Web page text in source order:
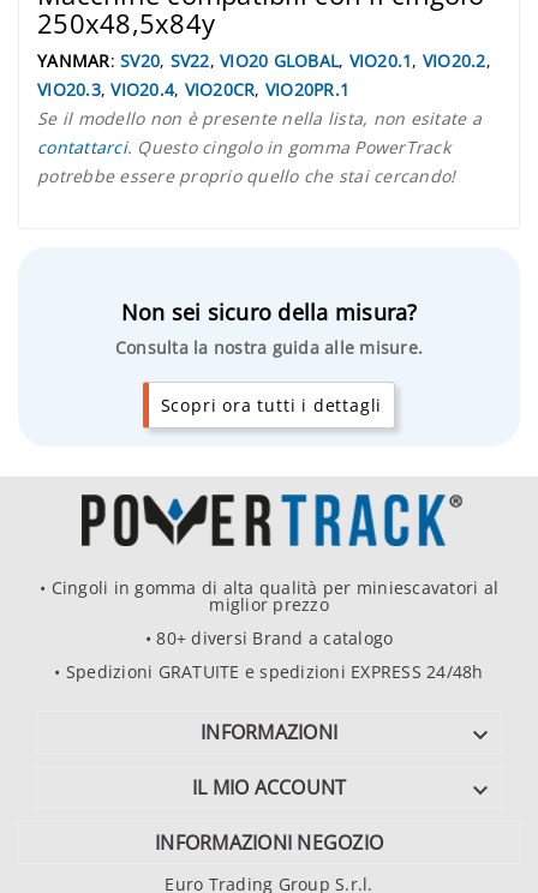
250x48,5x84y
YANMAR: SV20, SV22, VIO20 GLOBAL, VIO20.1, VIO20.2,
VIO20.3,VIO20.4, VIO20CR, VIO20PR.1
Se il modello non è presente nella lista, non esitate a
contattarci. Questo cingolo in gomma PowerTrack
potrebbe essere proprio quello che stai cercando!
Non sei sicuro della misura?
Consulta la nostra guida alle misure.
Scopri ora tutti i dettagli
• Cingoli in gomma di alta qualità per miniescavatori al
miglior prezzo
• 80+ diversi Brand a catalogo
• Spedizioni GRATUITE e spedizioni EXPRESS 24/48h
INFORMAZIONI 
IL MIO ACCOUNT 
INFORMAZIONI NEGOZIO
Euro Trading Group S.r.l.